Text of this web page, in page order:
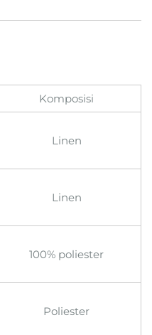
Komposisi
Linen
Linen
100% poliester
Poliester